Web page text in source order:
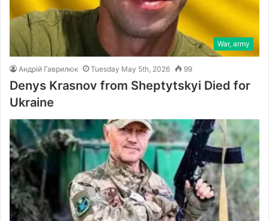
War, army
Андрій Гаврилюк Tuesday May 5th, 2026 99
Denys Krasnov from Sheptytskyi Died for
Ukraine